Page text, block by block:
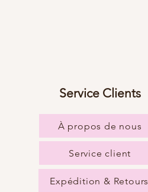
Service Clients
À propos de nous
Service client
Expédition & Retours